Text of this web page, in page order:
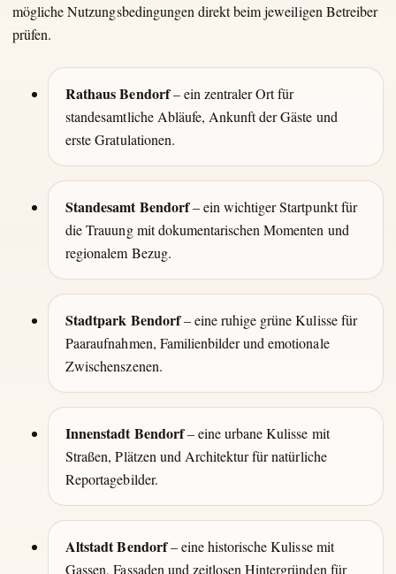
mögliche Nutzungsbedingungen direkt beim jeweiligen Betreiber
prüfen.
Rathaus Bendorf– ein zentraler Ort für
standesamtliche Abläufe, Ankunft der Gäste und
erste Gratulationen.
Standesamt Bendorf– ein wichtiger Startpunkt für
die Trauung mit dokumentarischen Momenten und
regionalem Bezug.
Stadtpark Bendorf– eine ruhige grüne Kulisse für
Paaraufnahmen, Familienbilder und emotionale
Zwischenszenen.
Innenstadt Bendorf– eine urbane Kulisse mit
Straßen, Plätzen und Architektur für natürliche
Reportagebilder.
Altstadt Bendorf– eine historische Kulisse mit
Gassen, Fassaden und zeitlosen Hintergründen für